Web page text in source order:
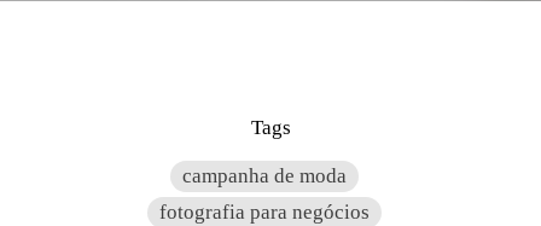
Tags
campanha de moda
fotografia para negócios